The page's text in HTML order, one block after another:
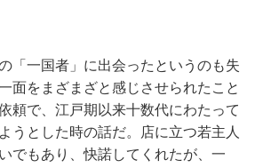
「一国者」に出会ったというのも失
面をまざまざと感じさせられたこと
頼で、江戸期以来十数代にわたって
うとした時の話だ。店に立つ若主人
でもあり、快諾してくれたが、一